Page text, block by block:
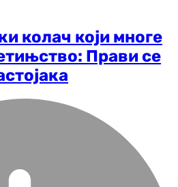
колач који многе
Прави се